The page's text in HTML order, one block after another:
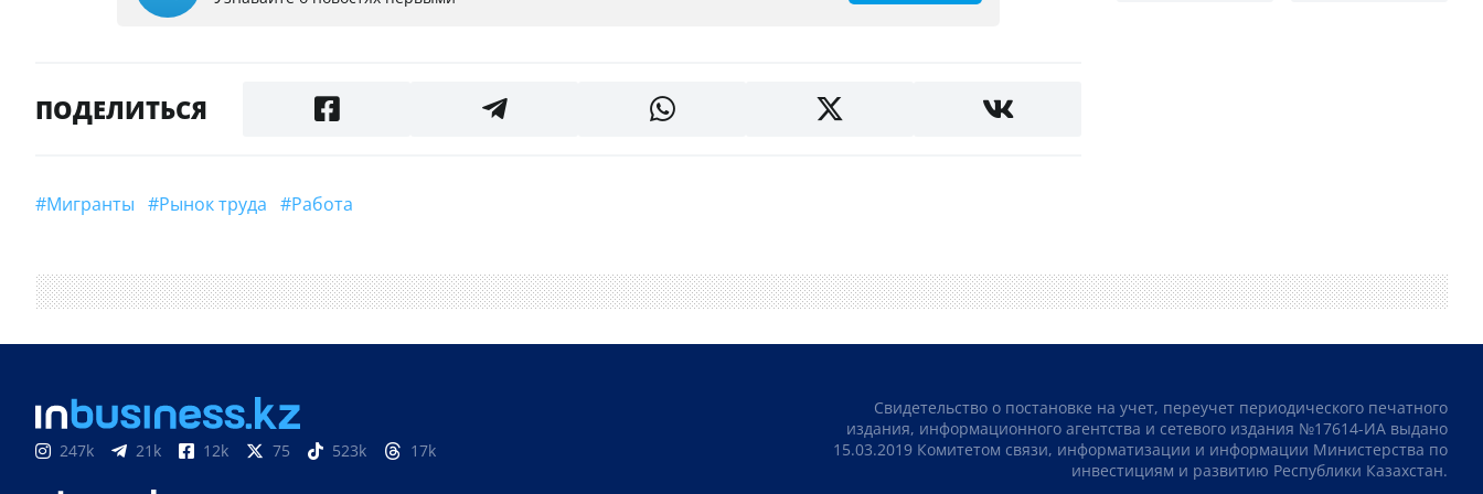
ПОДЕЛИТЬСЯ
#мигранты #Рынок труда #Работа
247k 21k 12k 75 523k 17k
Свидетельство о постановке на учет, переучет периодического печатного
издания, информационного агентства и сетевого издания №17614-ИА выдано
15.03.2019 Комитетом связи, информатизации и информации Министерства по
инвестициям и развитию Республики Казахстан.